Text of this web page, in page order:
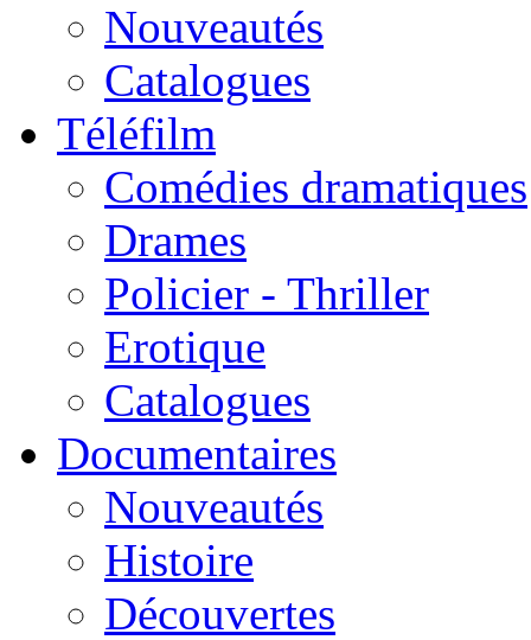
Nouveautés
Catalogues
Téléfilm
Comédies dramatiques
Drames
Policier - Thriller
Erotique
Catalogues
Documentaires
Nouveautés
Histoire
Découvertes